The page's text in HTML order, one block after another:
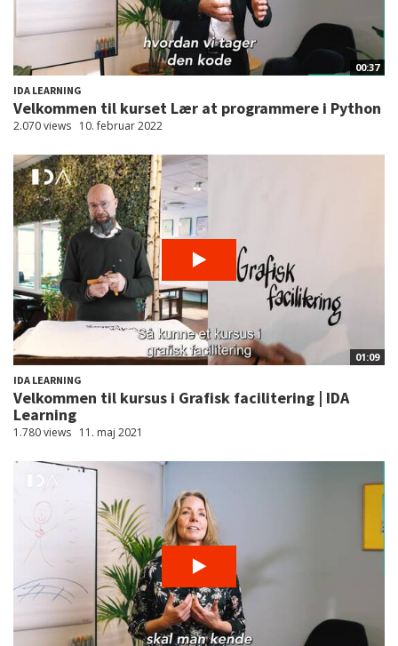
00:37
IDA LEARNING
Velkommen til kurset Lær at programmere i Python
2.070 views 10. februar 2022
01:09
IDA LEARNING
Velkommen til kursus i Grafisk facilitering | IDA
Learning
1.780 views 11. maj 2021